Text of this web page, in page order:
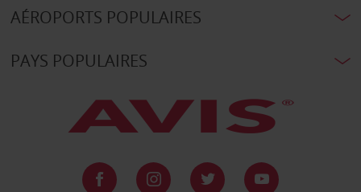
AÉROPORTS POPULAIRES
PAYS POPULAIRES